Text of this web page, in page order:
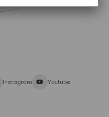
Instagram Youtube